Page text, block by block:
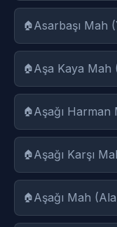
Asarbaşı Mah
Aşa Kaya Mah
Aşağı
Aşağı Karşı
Aşağı Mah